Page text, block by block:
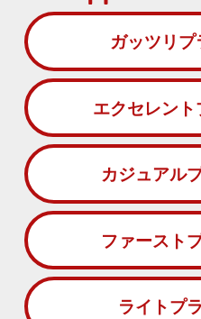
ガッツリプ
エクセレント
カジュアル
ファースト
ライトプ